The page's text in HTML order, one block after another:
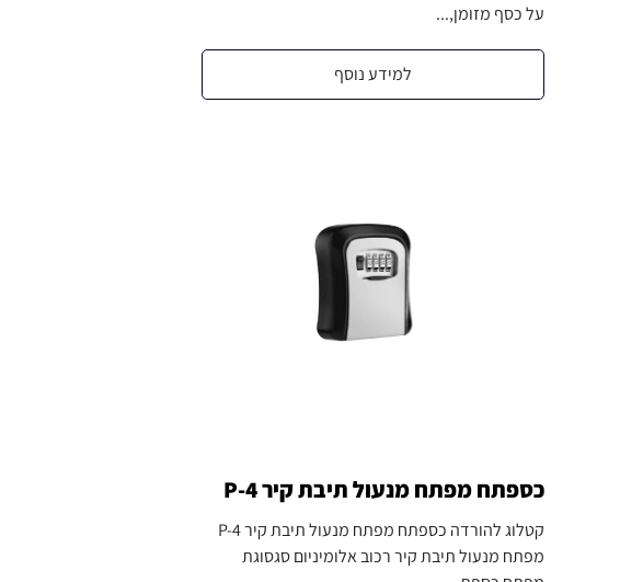
על כסף מזומן,...
למידע נוסף
כספתח מפתח מנעול תיבת קיר P-4
קטלוג להורדה כספתח מפתח מנעול תיבת קיר P-4
מפתח מנעול תיבת קיר רכוב אלומיניום סגסוגת